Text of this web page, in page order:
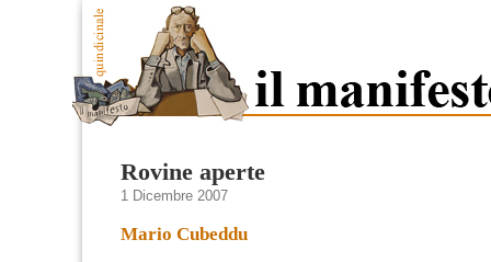
Rovine aperte
1 Dicembre 2007
Mario Cubeddu